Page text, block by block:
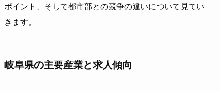
ポイント、そして都市部との競争の違いについて見てい
きます。
岐阜県の主要産業と求人傾向